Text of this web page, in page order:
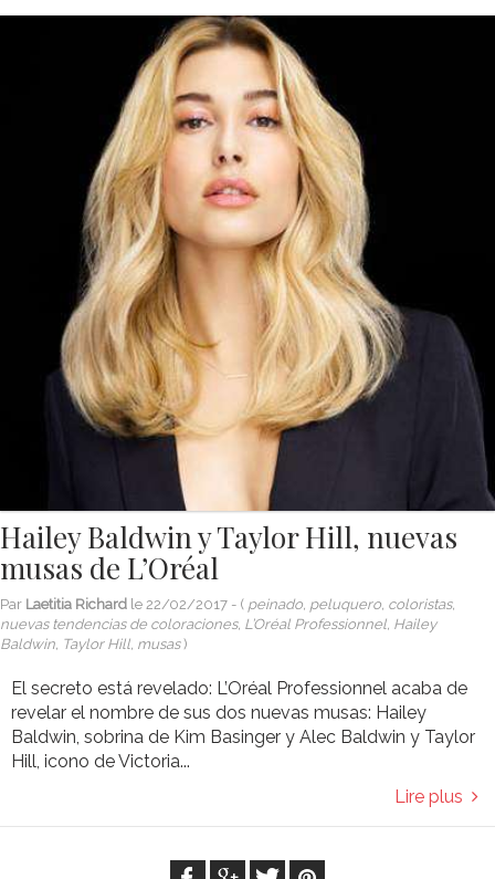
Hailey Baldwin y Taylor Hill, nuevas
musas de L’Oréal
Par Laetitia Richard le 22/02/2017 - ( peinado, peluquero, coloristas,
nuevas tendencias de coloraciones, L’Oréal Professionnel, Hailey
Baldwin, Taylor Hill, musas)
El secreto está revelado: L’Oréal Professionnel acaba de
revelar el nombre de sus dos nuevas musas: Hailey
Baldwin, sobrina de Kim Basinger y Alec Baldwin y Taylor
Hill, icono de Victoria...
Lire plus